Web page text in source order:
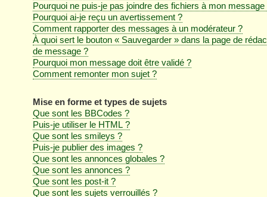
Pourquoi ne puis-je pas joindre des fichiers à mon message
Pourquoi ai-je reçu un avertissement ?
Comment rapporter des messages à un modérateur ?
À quoi sert le bouton « Sauvegarder » dans la page de
de message ?
Pourquoi mon message doit être validé ?
Comment remonter mon sujet ?
Mise en forme et types de sujets
Que sont les BBCodes ?
Puis-je utiliser le HTML ?
Que sont les smileys ?
Puis-je publier des images ?
Que sont les annonces globales ?
Que sont les annonces ?
Que sont les post-it ?
Que sont les sujets verrouillés ?